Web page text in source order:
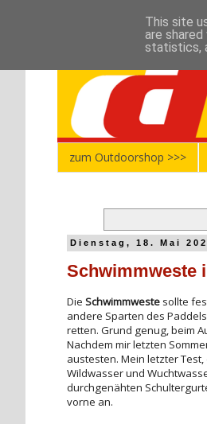
zum Outdoorshop >>>
Dienstag, 18. Mai
Schwimmweste
Die Schwimmweste sollte
andere Sparten des
retten. Grund genug, beim
Nachdem mir letzten
austesten. Mein letzter
Wildwasser und
durchgenähten
vorne an.
This site
are
statistics,